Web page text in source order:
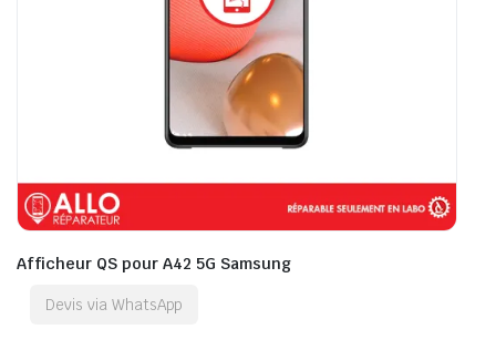
Afficheur QS pour A42 5G Samsung
Devis via WhatsApp